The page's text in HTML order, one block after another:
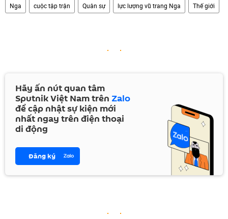
Nga cuộc tập trận Quân sự lực lượng vũ trang Nga Thế giới
Hãy ấn nút quan tâm
Sputnik Việt Nam trên Zalo
để cập nhật sự kiện mới
nhất ngay trên điện thoại
di động
Đăng ký